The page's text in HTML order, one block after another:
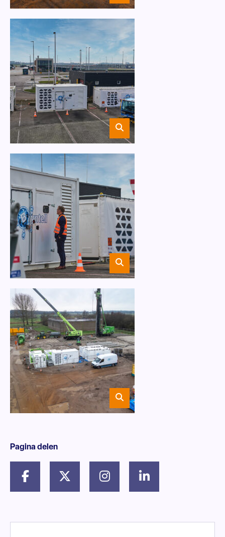
Pagina delen